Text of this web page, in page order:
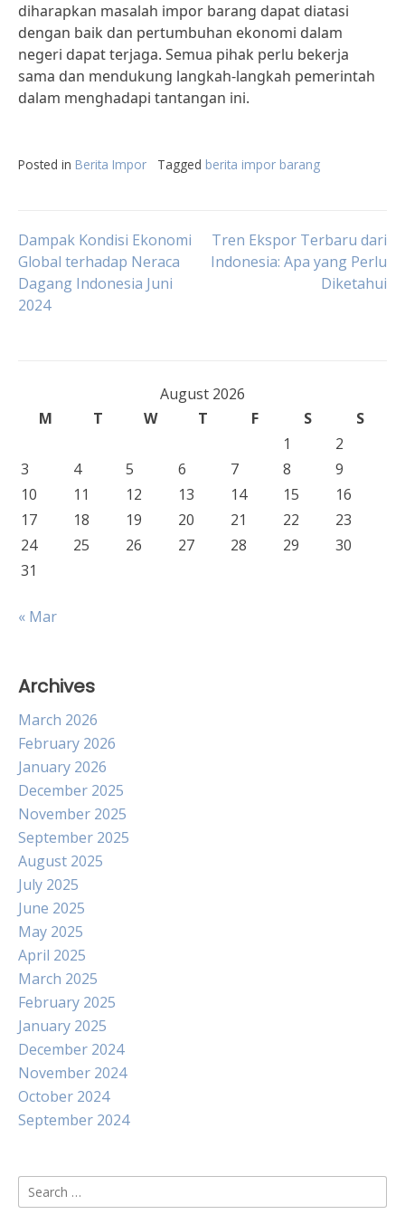
diharapkan masalah impor barang dapat diatasi
dengan baik dan pertumbuhan ekonomi dalam
negeri dapat terjaga. Semua pihak perlu bekerja
sama dan mendukung langkah-langkah pemerintah
dalam menghadapi tantangan ini.
Posted in Berita Impor Tagged berita impor barang
Post
navigation
Dampak Kondisi Ekonomi
Global terhadap Neraca
Dagang Indonesia Juni
2024
Tren Ekspor Terbaru dari
Indonesia: Apa yang Perlu
Diketahui
August 2026
M
T W T F S
S
1
2
3
4 5 6 7 8
9
10
11 12 13 14 15
16
17
18 19 20 21 22
23
24
25 26 27 28 29
30
31
« Mar
Archives
March 2026
February 2026
January 2026
December 2025
November 2025
September 2025
August 2025
July 2025
June 2025
May 2025
April 2025
March 2025
February 2025
January 2025
December 2024
November 2024
October 2024
September 2024
Search
for: